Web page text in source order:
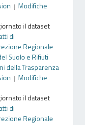
| Modifiche
il dataset
di
Regionale
Suolo e Rifiuti
della Trasparenza
| Modifiche
il dataset
di
Regionale